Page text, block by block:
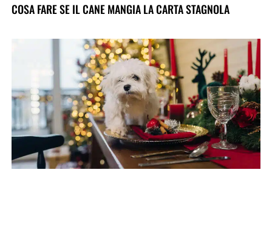
COSA FARE SE IL CANE MANGIA LA CARTA STAGNOLA